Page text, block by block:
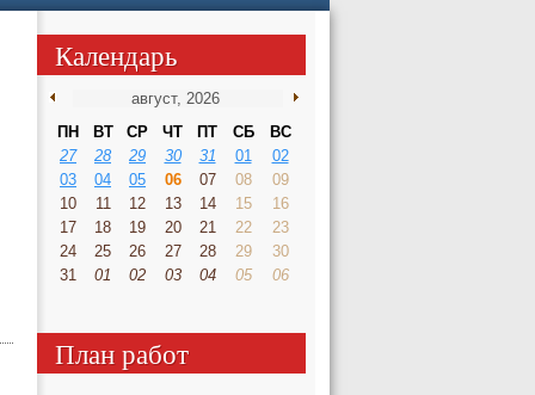
Календарь
ПН ВТ СР ЧТ ПТ СБ
ВС
27
28 29 30 31 01
02
03
04 05 06 07 08
09
10
11 12 13 14 15
16
17
18 19 20 21 22
23
24
25 26 27 28 29
30
31
01 02 03 04 05 06
План работ